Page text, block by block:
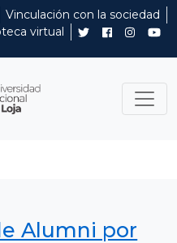
Vinculación con la sociedad
virtual
Alumni por